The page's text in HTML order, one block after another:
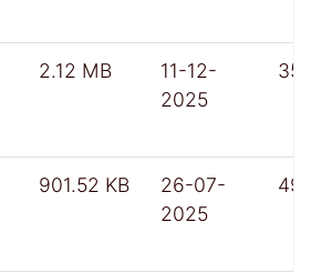
2.12 MB
11-12-
2025
901.52 KB
26-07-
2025